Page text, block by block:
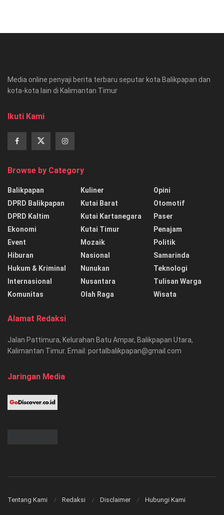
Media online penyaji berita terbaru seputar kota Balikpapan dan
kota-kota lain di Kalimantan Timur
Ikuti Kami
Browse by Category
Balikpapan
DPRD Balikpapan
DPRD Kaltim
Ekonomi
Event
Hiburan
Hukum & Kriminal
Internasional
Komunitas
Kuliner
Kutai Barat
Kutai Kartanegara
Kutai Timur
Mozaik
Nasional
Nunukan
Nusantara
Olah Raga
Opini
Otomotif
Paser
Penajam
Politik
Samarinda
Teknologi
Tulisan Warga
Wisata
Alamat Redaksi
Jalan Pattimura, Kelurahan Batu Ampar, Balikpapan Utara,
Kalimantan Timur. Email: portalbalikpapan@gmail.com
Jaringan Media
Tentang Kami Redaksi Disclaimer Hubungi Kami